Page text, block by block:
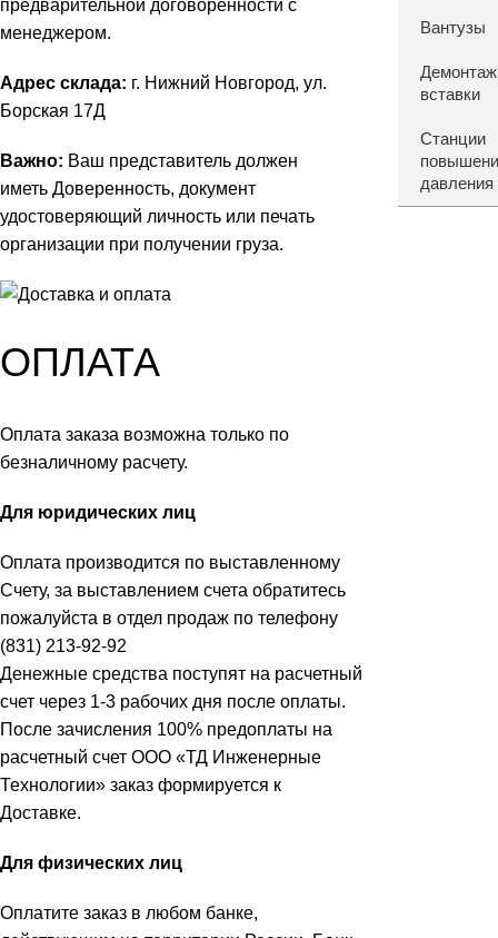
предварительной договоренности с
менеджером.
Адрес склада: г. Нижний Новгород, ул.
Борская 17Д
Важно: Ваш представитель должен
иметь Доверенность, документ
удостоверяющий личность или печать
организации при получении груза.
ОПЛАТА
Оплата заказа возможна только по
безналичному расчету.
Для юридических лиц
Оплата производится по выставленному
Счету, за выставлением счета обратитесь
пожалуйста в отдел продаж по телефону
(831) 213-92-92
Денежные средства поступят на расчетный
счет через 1-3 рабочих дня после оплаты.
После зачисления 100% предоплаты на
расчетный счет ООО «ТД Инженерные
Технологии» заказ формируется к
Доставке.
Для физических лиц
Оплатите заказ в любом банке,
Вантузы
вставки
Станции
давления